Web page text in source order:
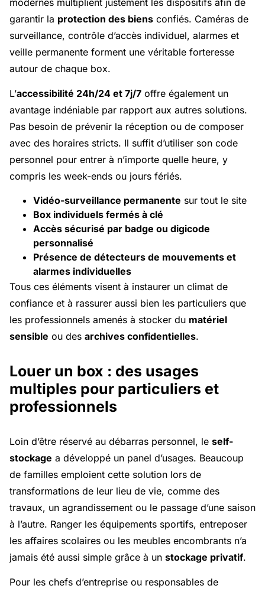
garantir la protection des biens confiés. Caméras de
surveillance, contrôle d’accès individuel, alarmes et
veille permanente forment une véritable forteresse
autour de chaque box.
L’accessibilité 24h/24 et 7j/7 offre également un
avantage indéniable par rapport aux autres solutions.
Pas besoin de prévenir la réception ou de composer
avec des horaires stricts. Il suffit d’utiliser son code
personnel pour entrer à n’importe quelle heure, y
compris les week-ends ou jours fériés.
Vidéo-surveillance permanente sur tout le site
Box individuels fermés à clé
Accès sécurisé par badge ou digicode
personnalisé
Présence de détecteurs de mouvements et
alarmes individuelles
Tous ces éléments visent à instaurer un climat de
confiance et à rassurer aussi bien les particuliers que
les professionnels amenés à stocker du matériel
sensible ou des archives confidentielles.
Louer un box : des usages
multiples pour particuliers et
professionnels
Loin d’être réservé au débarras personnel, le self-
stockage a développé un panel d’usages. Beaucoup
de familles emploient cette solution lors de
transformations de leur lieu de vie, comme des
travaux, un agrandissement ou le passage d’une saison
à l’autre. Ranger les équipements sportifs, entreposer
les affaires scolaires ou les meubles encombrants n’a
jamais été aussi simple grâce à un stockage privatif.
Pour les chefs d’entreprise ou responsables de